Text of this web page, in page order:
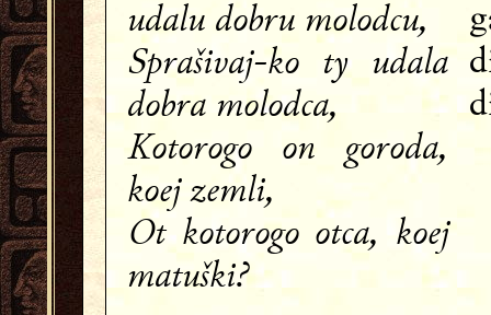
udalu dobru molodcu,
Sprašivaj-ko ty udala
dobra molodca,
Kotorogo on goroda,
koej zemli,
Ot kotorogo otca, koej
matuški?